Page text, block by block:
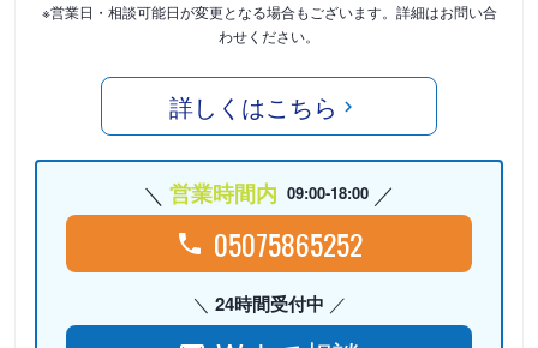
※営業日・相談可能日が変更となる場合もございます。詳細はお問い合
わせください。
詳しくはこちら
営業時間内 09:00-18:00
05075865252
24時間受付中